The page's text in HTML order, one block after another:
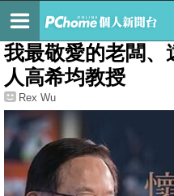
最新文章
我最敬愛的老闆、
人高希均教授
Rex Wu